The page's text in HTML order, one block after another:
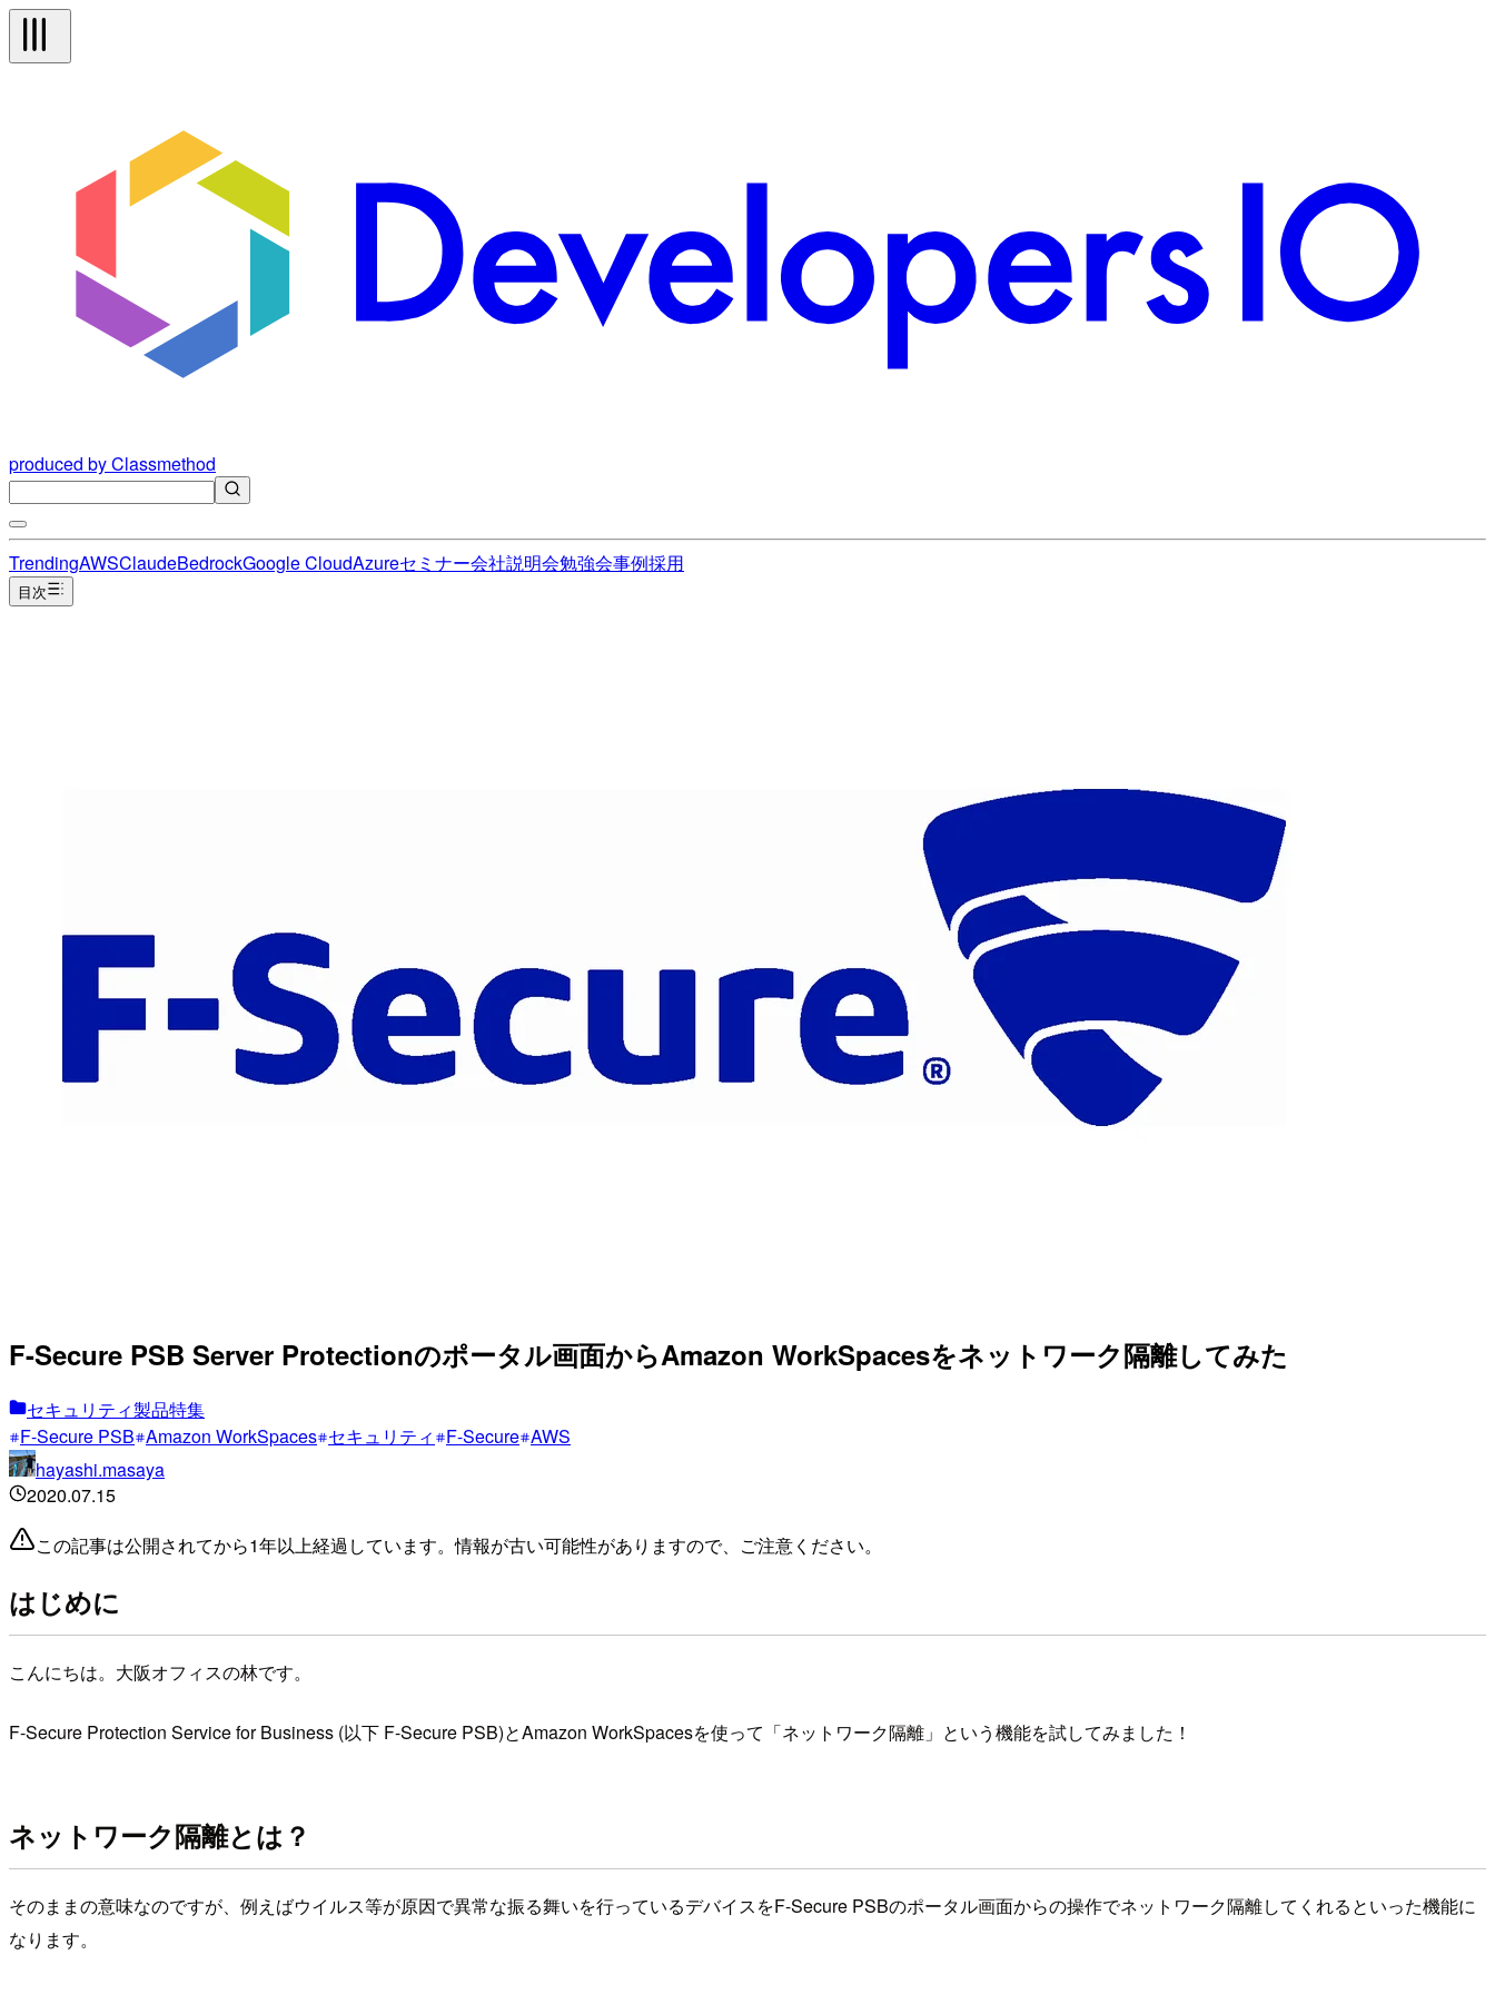
produced by Classmethod
TrendingAWSClaudeBedrockGoogle CloudAzureセミナー会社説明会勉強会事例採用
目次
F-Secure PSB Server Protectionのポータル画面からAmazon WorkSpacesをネットワーク隔離してみた
セキュリティ製品特集
F-Secure PSB Amazon WorkSpaces セキュリティ F-Secure AWS
hayashi.masaya
2020.07.15
この記事は公開されてから1年以上経過しています。情報が古い可能性がありますので、ご注意ください。
はじめに
こんにちは。大阪オフィスの林です。
F-Secure Protection Service for Business (以下 F-Secure PSB)とAmazon WorkSpacesを使って「ネットワーク隔離」という機能を試してみました！
ネットワーク隔離とは？
そのままの意味なのですが、例えばウイルス等が原因で異常な振る舞いを行っているデバイスをF-Secure PSBのポータル画面からの操作でネットワーク隔離してくれるといった機能に
なります。